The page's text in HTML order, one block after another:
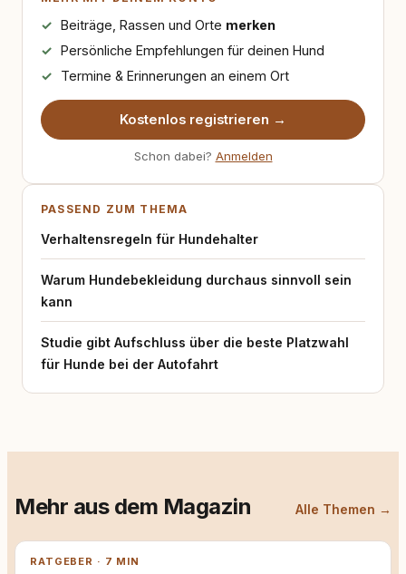
Beiträge, Rassen und Orte merken
Persönliche Empfehlungen für deinen Hund
Termine & Erinnerungen an einem Ort
Kostenlos registrieren →
Schon dabei? Anmelden
PASSEND ZUM THEMA
Verhaltensregeln für Hundehalter
Warum Hundebekleidung durchaus sinnvoll sein
kann
Studie gibt Aufschluss über die beste Platzwahl
für Hunde bei der Autofahrt
Mehr aus dem Magazin Alle Themen →
RATGEBER · 7 MIN